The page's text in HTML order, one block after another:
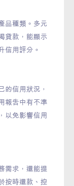
品種類。多元
貸款，能顯示
信用評分。
的信用狀況，
報告中有不準
以免影響信用
需求，還能提
按時還款、控